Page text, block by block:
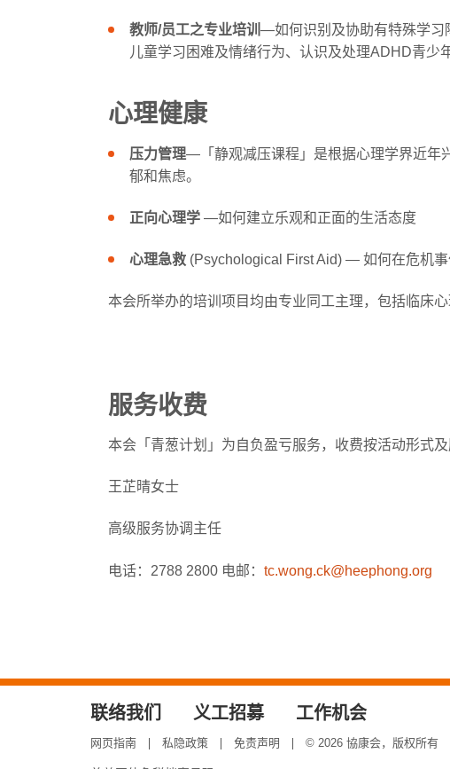
教师/员工之专业培训―如何识别及协助有特殊学习
儿童学习困难及情绪行为、认识及处理ADHD青少
心理健康
压力管理―「静观减压课程」是根据心理学界近年
郁和焦虑。
正向心理学 ―如何建立乐观和正面的生活态度
心理急救 (Psychological First Aid) ― 如何在危机
本会所举办的培训项目均由专业同工主理，包括临床
服务收费
本会「青葱计划」为自负盈亏服务，收费按活动形式
王芷晴女士
高级服务协调主任
电话：2788 2800 电邮： tc.wong.ck@heephong.org
联络我们 义工招募 工作机会
网页指南 私隐政策 免责声明 © 2026 協康会，版权所有